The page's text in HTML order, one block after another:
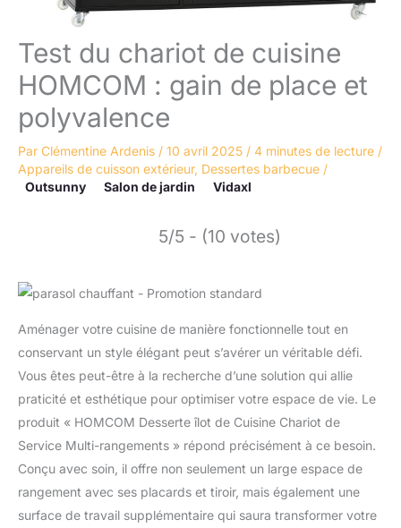
Test du chariot de cuisine
HOMCOM : gain de place et
polyvalence
Par Clémentine Ardenis / 10 avril 2025 / 4 minutes de lecture /
Appareils de cuisson extérieur, Dessertes barbecue /
Outsunny
Salon de jardin Vidaxl
5/5 - (10 votes)
Aménager votre cuisine de manière fonctionnelle tout en
conservant un style élégant peut s’avérer un véritable défi.
Vous êtes peut-être à la recherche d’une solution qui allie
praticité et esthétique pour optimiser votre espace de vie. Le
produit « HOMCOM Desserte îlot de Cuisine Chariot de
Service Multi-rangements » répond précisément à ce besoin.
Conçu avec soin, il offre non seulement un large espace de
rangement avec ses placards et tiroir, mais également une
surface de travail supplémentaire qui saura transformer votre